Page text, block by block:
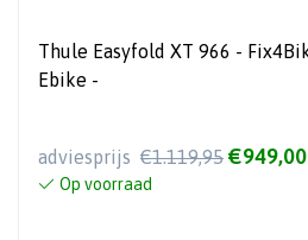
Thule Easyfold XT 966 - Fix4Bike Trekhaak - 3x
Ebike -
adviesprijs €1.119,95 €949,00
Op voorraad